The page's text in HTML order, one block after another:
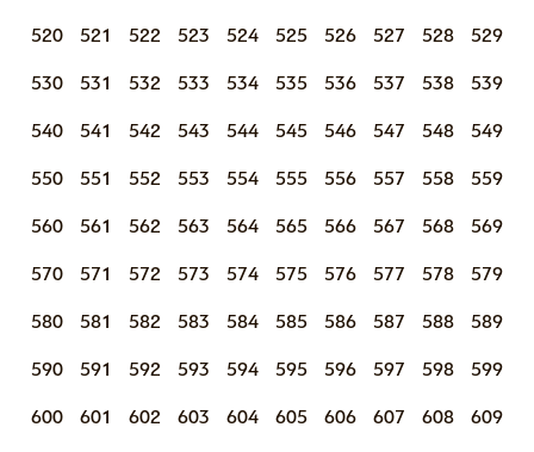
520 521 522 523 524 525 526 527 528 529
530 531 532 533 534 535 536 537 538 539
540 541 542 543 544 545 546 547 548 549
550 551 552 553 554 555 556 557 558 559
560 561 562 563 564 565 566 567 568 569
570 571 572 573 574 575 576 577 578 579
580 581 582 583 584 585 586 587 588 589
590 591 592 593 594 595 596 597 598 599
600 601 602 603 604 605 606 607 608 609